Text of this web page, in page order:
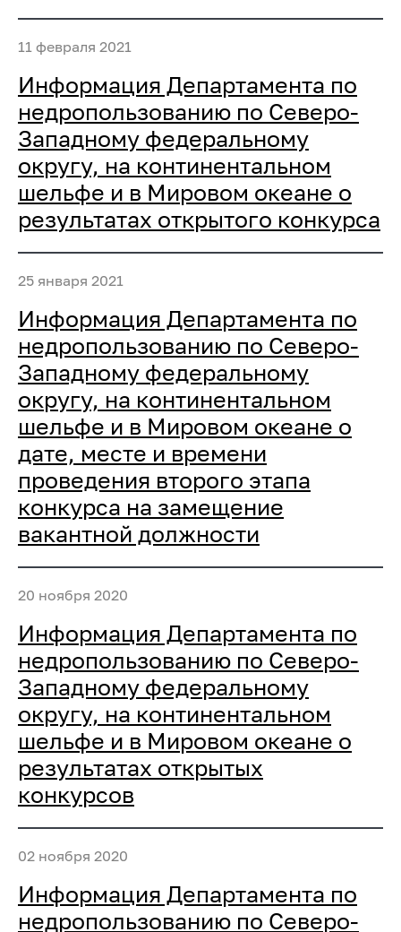
11 февраля 2021
Информация Департамента по
недропользованию по Северо-
Западному федеральному
округу, на континентальном
шельфе и в Мировом океане о
результатах открытого конкурса
25 января 2021
Информация Департамента по
недропользованию по Северо-
Западному федеральному
округу, на континентальном
шельфе и в Мировом океане о
дате, месте и времени
проведения второго этапа
конкурса на замещение
вакантной должности
20 ноября 2020
Информация Департамента по
недропользованию по Северо-
Западному федеральному
округу, на континентальном
шельфе и в Мировом океане о
результатах открытых
конкурсов
02 ноября 2020
Информация Департамента по
недропользованию по Северо-